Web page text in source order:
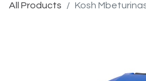
All Products Kosh